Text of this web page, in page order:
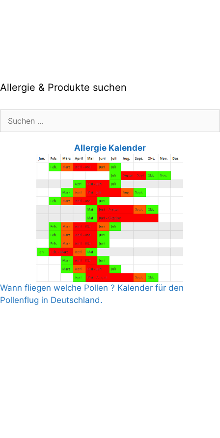
Allergie & Produkte suchen
Allergie Kalender
Wann fliegen welche Pollen ? Kalender für den
Pollenflug in Deutschland.